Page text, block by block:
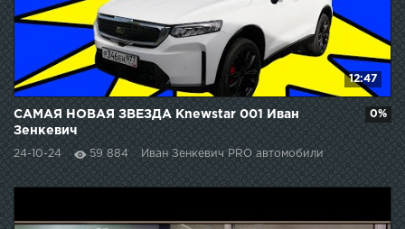
12:47
САМАЯ НОВАЯ ЗВЕЗДА Knewstar 001 Иван
Зенкевич
24-10-24 59 884 Иван Зенкевич PRO автомобили
0%